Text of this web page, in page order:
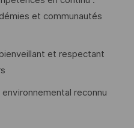
et communautés
et respectant
reconnu